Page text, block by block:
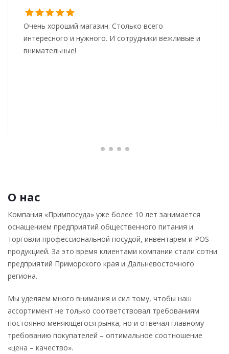
Очень хороший магазин. Столько всего
интересного и нужного. И сотрудники вежливые и
внимательные!
О нас
Компания «Примпосуда» уже более 10 лет занимается
оснащением предприятий общественного питания и
торговли профессиональной посудой, инвентарем и POS-
продукцией. За это время клиентами компании стали сотни
предприятий Приморского края и Дальневосточного
региона.
Мы уделяем много внимания и сил тому, чтобы наш
ассортимент не только соответствовал требованиям
постоянно меняющегося рынка, но и отвечал главному
требованию покупателей – оптимальное соотношение
«цена – качество».